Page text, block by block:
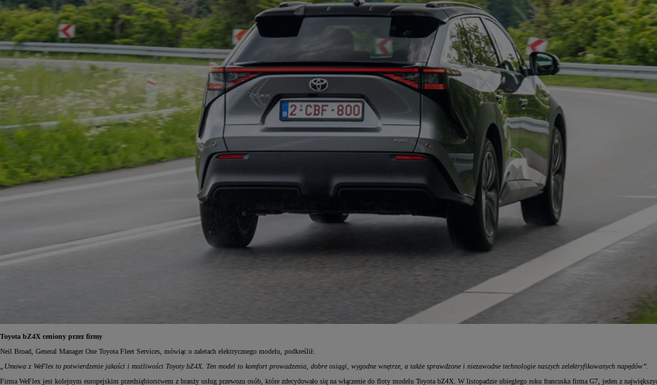
Toyota bZ4X ceniony przez firmy
Neil Broad, General Manager One Toyota Fleet Services, mówiąc o zaletach elektrycznego modelu, podkreślił:
„Umowa z WeFlex to potwierdzenie jakości i możliwości Toyoty bZ4X. Ten model to komfort prowadzenia, dobre osiągi, wygodne wnętrze, a także sprawdzone i niezawodne technologie naszych zelektryfikowanych napędów”.
Firma WeFlex jest kolejnym europejskim przedsiębiorstwem z branży usług przewozu osób, które zdecydowało się na włączenie do floty modelu Toyota bZ4X. W listopadzie ubiegłego roku francuska firma G7, jeden z